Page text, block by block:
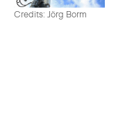
Credits: Jörg Borm